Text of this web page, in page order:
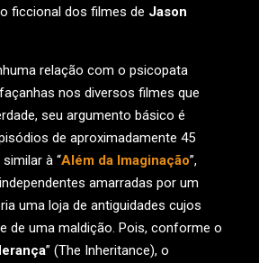
ficcional dos filmes de Jason
relação com o psicopata
nos diversos filmes que
seu argumento básico é
de aproximadamente 45
à “Além da Imaginação”,
amarradas por um
uma loja de antiguidades cujos
de uma maldição. Pois, conforme o
” (The Inheritance), o